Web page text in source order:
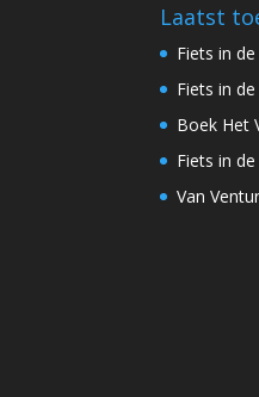
Laatst
Fiets in
Fiets in
Boek Het
Fiets in
Van